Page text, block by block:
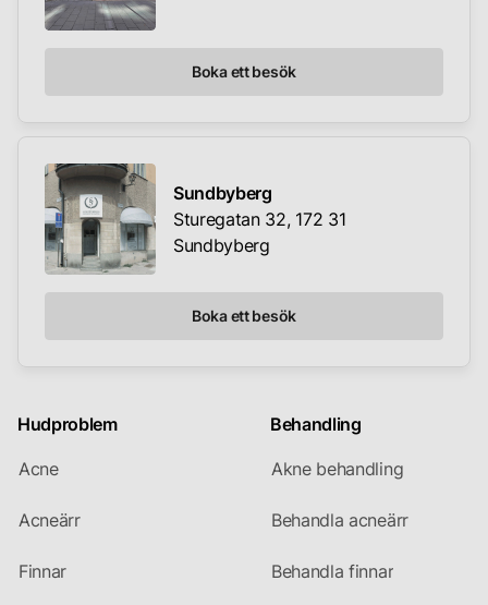
Boka ett besök
Sundbyberg
Sturegatan 32, 172 31
Sundbyberg
Boka ett besök
Hudproblem
Acne
Acneärr
Finnar
Behandling
Akne behandling
Behandla acneärr
Behandla finnar